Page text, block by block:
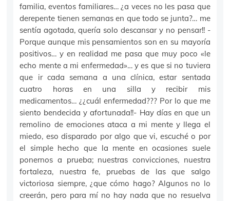
familia, eventos familiares… ¿a veces no les pasa que
derepente tienen semanas en que todo se junta?… me
sentía agotada, quería solo descansar y no pensar!! -
Porque aunque mis pensamientos son en su mayoría
positivos… y en realidad me pasa que muy poco «le
echo mente a mi enfermedad»… y es que si no tuviera
que ir cada semana a una clínica, estar sentada
cuatro horas en una silla y recibir mis
medicamentos… ¿¿cuál enfermedad??? Por lo que me
siento bendecida y afortunada!!- Hay días en que un
remolino de emociones ataca a mi mente y llega el
miedo, eso disparado por algo que vi, escuché o por
el simple hecho que la mente en ocasiones suele
ponernos a prueba; nuestras convicciones, nuestra
fortaleza, nuestra fe, pruebas de las que salgo
victoriosa siempre, ¿que cómo hago? Algunos no lo
creerán, pero para mí no hay nada que no resuelva